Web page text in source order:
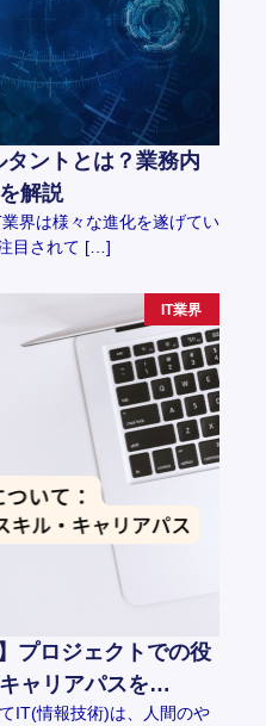
ントとは？業務内
解説
界は様々な進化を遂げてい
目されて […]
IT業界
プロジェクトでの役
ャリアパスを…
IT(情報技術)は、人間のや